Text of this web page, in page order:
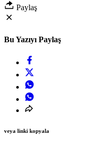
Paylaş
Bu Yazıyı Paylaş
veya linki kopyala